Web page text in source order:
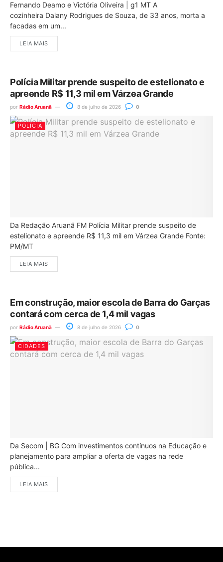
Fernando Deamo e Victória Oliveira | g1 MT A
cozinheira Daiany Rodrigues de Souza, de 33 anos, morta a
facadas em um...
LEIA MAIS
Polícia Militar prende suspeito de estelionato e
apreende R$ 11,3 mil em Várzea Grande
por Rádio Aruanã 8 de julho de 2026 0
POLÍCIA
Da Redação Aruanã FM Polícia Militar prende suspeito de
estelionato e apreende R$ 11,3 mil em Várzea Grande Fonte:
PM/MT
LEIA MAIS
Em construção, maior escola de Barra do Garças
contará com cerca de 1,4 mil vagas
por Rádio Aruanã 8 de julho de 2026 0
CIDADES
Da Secom | BG Com investimentos contínuos na Educação e
planejamento para ampliar a oferta de vagas na rede
pública...
LEIA MAIS